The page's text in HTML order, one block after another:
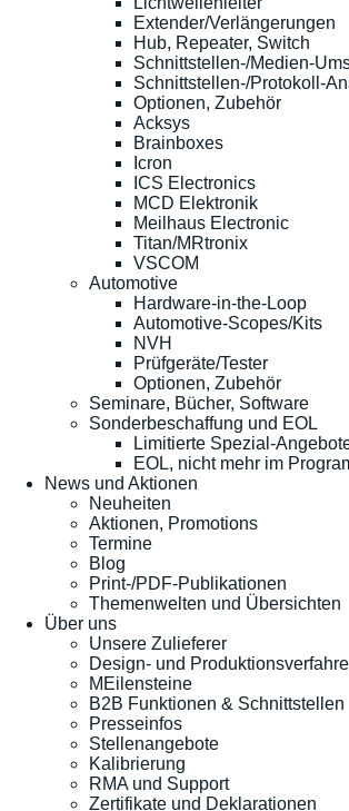
Extender/Verlängerungen
Hub, Repeater, Switch
Schnittstellen-/Medien-
Schnittstellen-/Protokoll-
Optionen, Zubehör
Acksys
Brainboxes
Icron
ICS Electronics
MCD Elektronik
Meilhaus Electronic
Titan/MRtronix
VSCOM
Automotive
Hardware-in-the-Loop
Automotive-Scopes/Kits
NVH
Prüfgeräte/Tester
Optionen, Zubehör
Seminare, Bücher, Software
Sonderbeschaffung und EOL
Limitierte Spezial-
EOL, nicht mehr im
News und Aktionen
Neuheiten
Aktionen, Promotions
Termine
Blog
Print-/PDF-Publikationen
Themenwelten und Übersichten
Über uns
Unsere Zulieferer
Design- und
MEilensteine
B2B Funktionen & Schnittstellen
Presseinfos
Stellenangebote
Kalibrierung
RMA und Support
Zertifikate und Deklarationen